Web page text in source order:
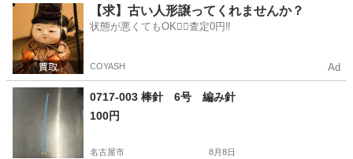
愛知 半田市 調理器具 現地
【求】古い人形譲ってくれませんか？
状態が悪くてもOK🙆‍♀️査定0円‼️
COYASH Ad
0717-003 棒針 6号 編み針
100円
名古屋市 8月8日